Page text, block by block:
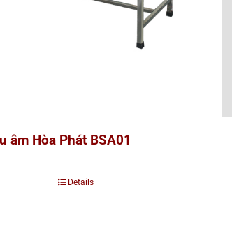
âm Hòa Phát BSA01
Details